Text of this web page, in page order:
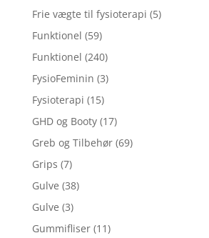
Frie vægte til fysioterapi (5)
Funktionel (59)
Funktionel (240)
FysioFeminin (3)
Fysioterapi (15)
GHD og Booty (17)
Greb og Tilbehør (69)
Grips (7)
Gulve (38)
Gulve (3)
Gummifliser (11)